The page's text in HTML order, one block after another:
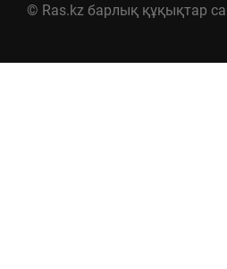
© Ras.kz барлық құқықтар